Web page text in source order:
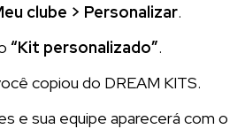
clube > Personalizar.
“Kit personalizado”.
copiou do DREAM KITS.
e sua equipe aparecerá com o